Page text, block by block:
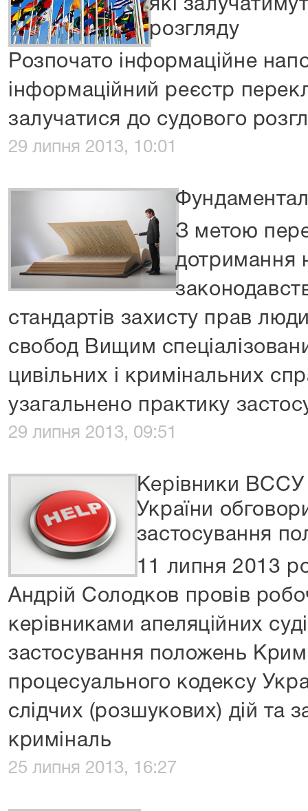
які
розгляду
Розпочато інформаційне
інформаційний реєстр
залучатися до судового
29 липня 2013, 10:01
З метою
дотримання
стандартів захисту прав
свобод Вищим
цивільних і кримінальних
узагальнено практику
29 липня 2013, 09:51
Керівники ВССУ
України
застосування
11 липня 2013
Андрій Солодков провів
керівниками апеляційних
застосування положень
процесуального кодексу
слідчих (розшукових) дій та
криміналь
25 липня 2013, 16:27